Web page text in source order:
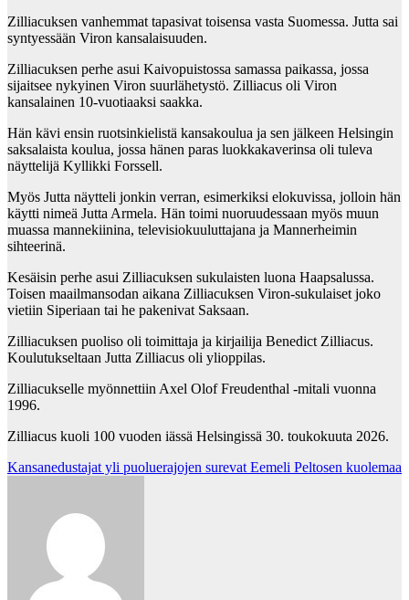
Zilliacuksen vanhemmat tapasivat toisensa vasta Suomessa. Jutta sai
syntyessään Viron kansalaisuuden.
Zilliacuksen perhe asui Kaivopuistossa samassa paikassa, jossa
sijaitsee nykyinen Viron suurlähetystö. Zilliacus oli Viron
kansalainen 10-vuotiaaksi saakka.
Hän kävi ensin ruotsinkielistä kansakoulua ja sen jälkeen Helsingin
saksalaista koulua, jossa hänen paras luokkakaverinsa oli tuleva
näyttelijä Kyllikki Forssell.
Myös Jutta näytteli jonkin verran, esimerkiksi elokuvissa, jolloin hän
käytti nimeä Jutta Armela. Hän toimi nuoruudessaan myös muun
muassa mannekiinina, televisiokuuluttajana ja Mannerheimin
sihteerinä.
Kesäisin perhe asui Zilliacuksen sukulaisten luona Haapsalussa.
Toisen maailmansodan aikana Zilliacuksen Viron-sukulaiset joko
vietiin Siperiaan tai he pakenivat Saksaan.
Zilliacuksen puoliso oli toimittaja ja kirjailija Benedict Zilliacus.
Koulutukseltaan Jutta Zilliacus oli ylioppilas.
Zilliacukselle myönnettiin Axel Olof Freudenthal -mitali vuonna
1996.
Zilliacus kuoli 100 vuoden iässä Helsingissä 30. toukokuuta 2026.
Post
Kansanedustajat yli puoluerajojen surevat Eemeli Peltosen kuolemaa